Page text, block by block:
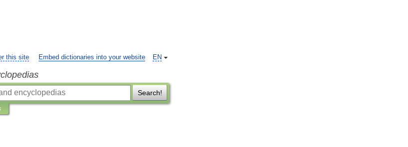
EN
this site Embed dictionaries into your website
Search!